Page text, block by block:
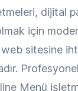
dijital
için
sitesine
Menü